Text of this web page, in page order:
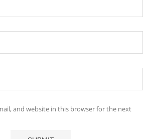
and website in this browser for the next